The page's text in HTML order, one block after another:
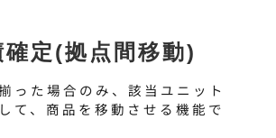
確定(拠点間移動)
った場合のみ、該当ユニット
て、商品を移動させる機能で